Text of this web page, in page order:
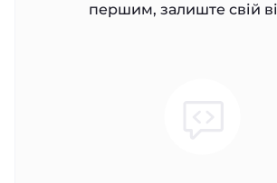
першим, залиште свій